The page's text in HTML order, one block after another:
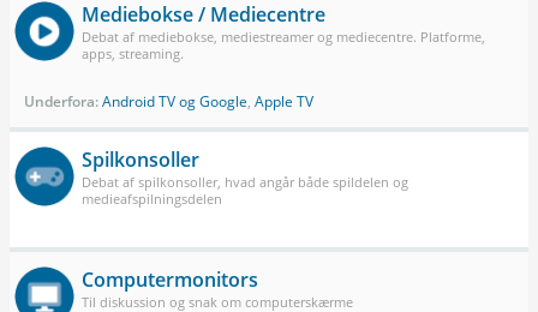
Mediebokse / Mediecentre
Debat af mediebokse, mediestreamer og mediecentre. Platforme,
apps, streaming.
Underfora:Android TV og Google, Apple TV
Spilkonsoller
Debat af spilkonsoller, hvad angår både spildelen og
medieafspilningsdelen
Computermonitors
Til diskussion og snak om computerskærme